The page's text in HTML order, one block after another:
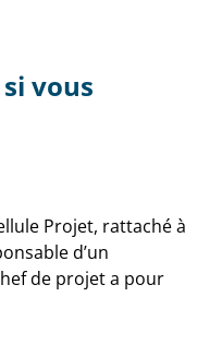
vous
Projet, rattaché à
d’un
de projet a pour